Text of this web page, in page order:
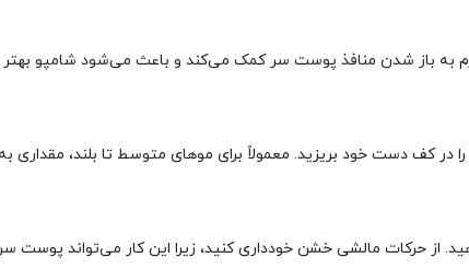
به باز شدن منافذ پوست سر کمک می‌کند و باعث می‌شود شامپو بهتر
در کف دست خود بریزید. معمولاً برای موهای متوسط تا بلند، مقداری